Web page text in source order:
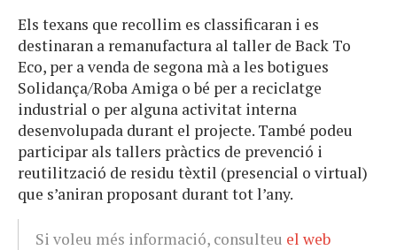
Els texans que recollim es classificaran i es
destinaran a remanufactura al taller de Back To
Eco, per a venda de segona mà a les botigues
Solidança/Roba Amiga o bé per a reciclatge
industrial o per alguna activitat interna
desenvolupada durant el projecte. També podeu
participar als tallers pràctics de prevenció i
reutilització de residu tèxtil (presencial o virtual)
que s’aniran proposant durant tot l’any.
Si voleu més informació, consulteu el web